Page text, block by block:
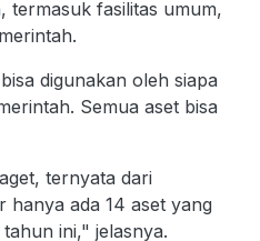
termasuk fasilitas umum,
digunakan oleh siapa
Semua aset bisa
ternyata dari
hanya ada 14 aset yang
ini," jelasnya.